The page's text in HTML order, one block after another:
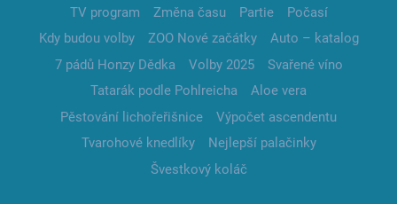
TV program
Změna času Partie
Počasí
Kdy budou volby
ZOO Nové začátky
Auto – katalog
7 pádů Honzy Dědka
Volby 2025
Svařené víno
Tatarák podle Pohlreicha
Aloe vera
Pěstování lichořeřišnice
Výpočet ascendentu
Tvarohové knedlíky
Nejlepší palačinky
Švestkový koláč